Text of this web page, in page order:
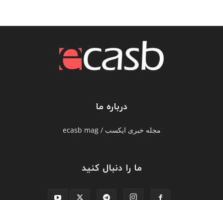
درباره ما
مجله خبری ایکسب / ecasb mag
ما را دنبال کنید